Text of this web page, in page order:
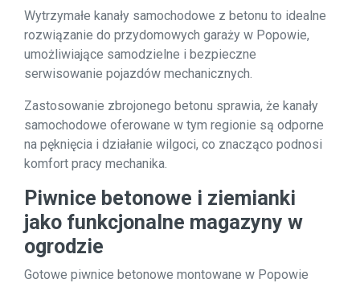
Wytrzymałe kanały samochodowe z betonu to idealne
rozwiązanie do przydomowych garaży w Popowie,
umożliwiające samodzielne i bezpieczne
serwisowanie pojazdów mechanicznych.
Zastosowanie zbrojonego betonu sprawia, że kanały
samochodowe oferowane w tym regionie są odporne
na pęknięcia i działanie wilgoci, co znacząco podnosi
komfort pracy mechanika.
Piwnice betonowe i ziemianki
jako funkcjonalne magazyny w
ogrodzie
Gotowe piwnice betonowe montowane w Popowie